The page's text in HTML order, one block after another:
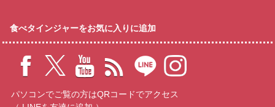
食べタインジャーをお気に入りに追加
パソコンでご覧の方はQRコードでアクセス